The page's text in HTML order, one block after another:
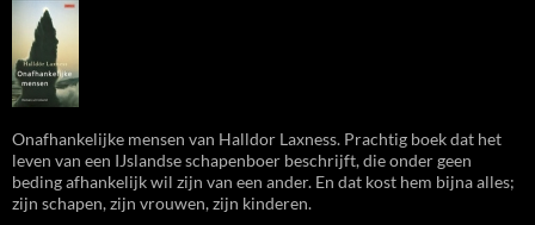
Onafhankelijke mensen van Halldor Laxness. Prachtig boek dat het
leven van een IJslandse schapenboer beschrijft, die onder geen
beding afhankelijk wil zijn van een ander. En dat kost hem bijna alles;
zijn schapen, zijn vrouwen, zijn kinderen.